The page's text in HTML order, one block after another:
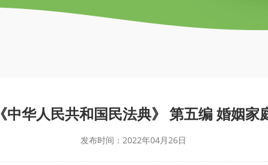
《中华人民共和国民法典》 第五编 婚姻家
发布时间：2022年04月26日